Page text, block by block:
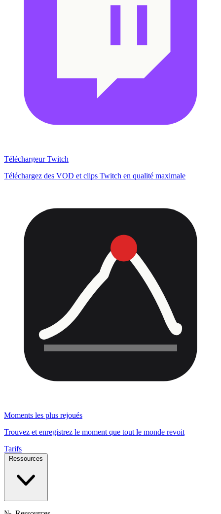
Téléchargeur Twitch
Téléchargez des VOD et clips Twitch en qualité maximale
Moments les plus rejoués
Trouvez et enregistrez le moment que tout le monde revoit
Tarifs
Ressources